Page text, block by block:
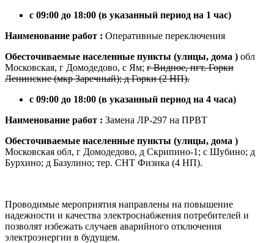
с 09:00 до 18:00 (в указанный период на 1 час)
Наименование работ : Оперативные переключения
Обесточиваемые населенные пункты (улицы, дома ) обл
Московская, г Домодедово, с Ям; г Видное, пгт. Горки
Ленинские (мкр Заречный); д Горки (2 НП).
с 09:00 до 18:00 (в указанный период на 4 часа)
Наименование работ : Замена ЛР-297 на ПРВТ
Обесточиваемые населенные пункты (улицы, дома )
Московская обл, г Домодедово, д Скрипино-1; с Шубино; д
Бурхино; д Базулино; тер. СНТ Физика (4 НП).
Проводимые мероприятия направлены на повышение
надежности и качества электроснабжения потребителей и
позволят избежать случаев аварийного отключения
электроэнергии в будущем.